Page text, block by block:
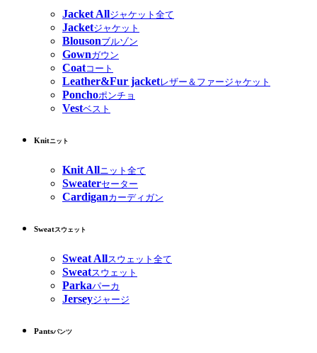
Jacket Allジャケット全て
Jacketジャケット
Blousonブルゾン
Gownガウン
Coatコート
Leather&Fur jacketレザー＆ファージャケット
Ponchoポンチョ
Vestベスト
Knitニット
Knit Allニット全て
Sweaterセーター
Cardiganカーディガン
Sweatスウェット
Sweat Allスウェット全て
Sweatスウェット
Parkaパーカ
Jerseyジャージ
Pantsパンツ